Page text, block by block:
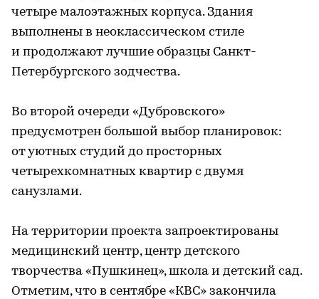
четыре малоэтажных корпуса. Здания
выполнены в неоклассическом стиле
и продолжают лучшие образцы Санкт-
Петербургского зодчества.
Во второй очереди «Дубровского»
предусмотрен большой выбор планировок:
от уютных студий до просторных
четырехкомнатных квартир с двумя
санузлами.
На территории проекта запроектированы
медицинский центр, центр детского
творчества «Пушкинец», школа и детский сад.
Отметим, что в сентябре «КВС» закончила